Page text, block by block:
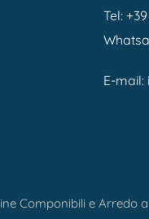
Tel:
E-mail:
Componibili e Arredo